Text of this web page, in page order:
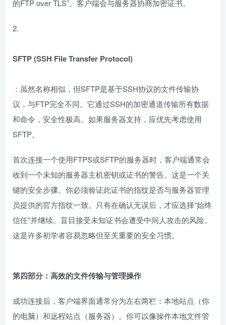
的FTP over TLS”。客户端会与服务器协商加密证书。
2.
SFTP (SSH File Transfer Protocol)
：虽然名称相似，但SFTP是基于SSH协议的文件传输协
议，与FTP完全不同。它通过SSH的加密通道传输所有数据
和命令，安全性极高。如果服务器支持，应优先考虑使用
SFTP。
首次连接一个使用FTPS或SFTP的服务器时，客户端通常会
收到一个未知的服务器主机密钥或证书的警告。这是一个关
键的安全步骤。你必须验证此证书的指纹是否与服务器管理
员提供的官方指纹一致。只有在确认无误后，才应选择“始终
信任”并继续。盲目接受未知证书会遭受中间人攻击的风险。
这是许多初学者容易忽略但至关重要的安全习惯。
第四部分：高效的文件传输与管理操作
成功连接后，客户端界面通常分为左右两栏：本地站点（你
的电脑）和远程站点（服务器）。你可以像操作本地文件管